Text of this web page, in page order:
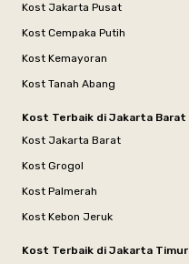
Kost Jakarta Pusat
Kost Cempaka Putih
Kost Kemayoran
Kost Tanah Abang
Kost Terbaik di Jakarta Barat
Kost Jakarta Barat
Kost Grogol
Kost Palmerah
Kost Kebon Jeruk
Kost Terbaik di Jakarta Timur